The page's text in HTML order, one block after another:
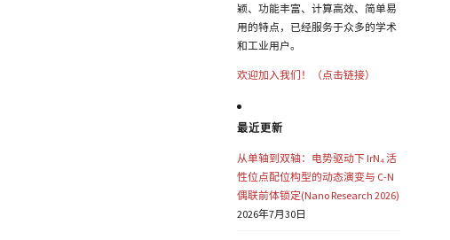
颖、功能丰富、计算高效、简单易
用的特点，已经服务于众多的学术
和工业用户。
欢迎加入我们！（点击链接）
最近更新
从单轴到双轴：电势驱动下 IrN₄ 活
性位点配位构型的动态演变与 C-N
偶联前体锁定(Nano Research 2026)
2026年7月30日